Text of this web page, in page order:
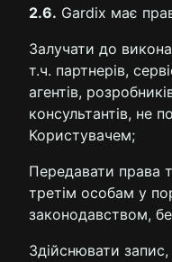
2.6. Gardix має
Залучати до
т.ч. партнерів,
агентів,
консультантів, не
Користувачем;
Передавати права
третім особам у
законодавством,
Здійснювати запис,